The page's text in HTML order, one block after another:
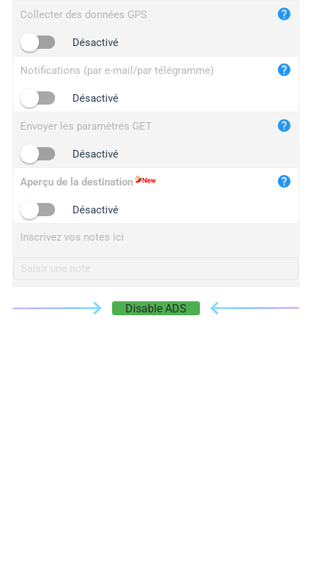
Collecter des données GPS
Désactivé
Notifications (par e-mail/par télégramme)
Désactivé
Envoyer les paramètres GET
Désactivé
Aperçu de la destination
Désactivé
Inscrivez vos notes ici
Disable ADS